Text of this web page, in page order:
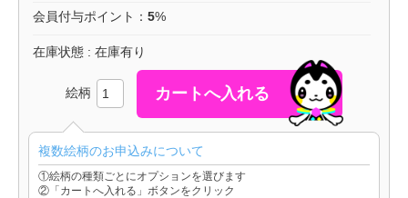
会員付与ポイント： 5%
在庫状態 : 在庫有り
絵柄
複数絵柄のお申込みについて
①絵柄の種類ごとにオプションを選びます
②「カートへ入れる」ボタンをクリック